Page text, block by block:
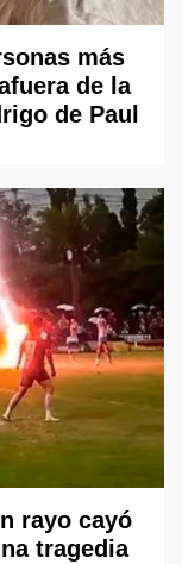
más
de la
de Paul
rayo cayó
tragedia